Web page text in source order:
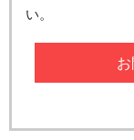
い。